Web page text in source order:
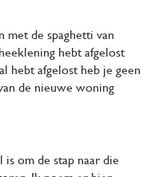
de spaghetti van
hebt afgelost
hebt afgelost heb je geen
de nieuwe woning
om de stap naar die